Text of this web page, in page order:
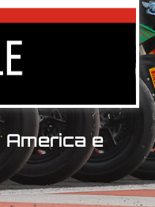
America e